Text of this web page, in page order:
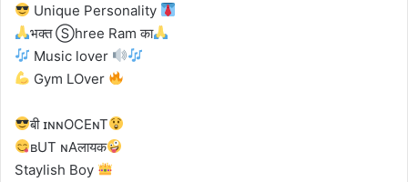
Unique Personality
भक्त Ⓢhree Ram का
Music lover
Gym LOver
बी ɪɴɴOCEɴT
ʙUT ɴAलायक
Staylish Boy